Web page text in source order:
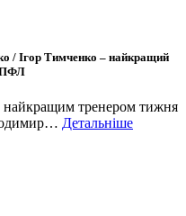
/ Ігор Тимченко – найкращий
ПФЛ
найкращим тренером тижня
Детальніше